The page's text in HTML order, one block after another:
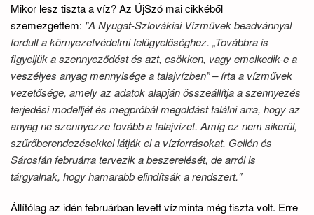
Mikor lesz tiszta a víz? Az ÚjSzó mai cikkéből
szemezgettem: "A Nyugat-Szlovákiai Vízművek beadvánnyal
fordult a környezetvédelmi felügyelőséghez. „Továbbra is
figyeljük a szennyeződést és azt, csökken, vagy emelkedik-e a
veszélyes anyag mennyisége a talajvízben” – írta a vízművek
vezetősége, amely az adatok alapján összeállítja a szennyezés
terjedési modelljét és megpróbál megoldást találni arra, hogy az
anyag ne szennyezze tovább a talajvizet. Amíg ez nem sikerül,
szűrőberendezésekkel látják el a vízforrásokat. Gellén és
Sárosfán februárra tervezik a beszerelését, de arról is
tárgyalnak, hogy hamarabb elindítsák a rendszert."
Állítólag az idén februárban levett vízminta még tiszta volt. Erre